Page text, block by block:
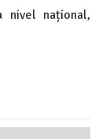
nivel național,